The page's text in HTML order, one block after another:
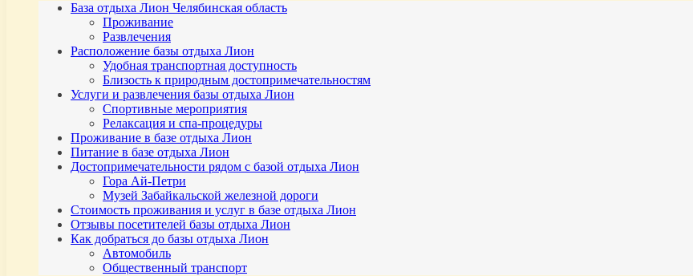
База отдыха Лион Челябинская область
Проживание
Развлечения
Расположение базы отдыха Лион
Удобная транспортная доступность
Близость к природным достопримечательностям
Услуги и развлечения базы отдыха Лион
Спортивные мероприятия
Релаксация и спа-процедуры
Проживание в базе отдыха Лион
Питание в базе отдыха Лион
Достопримечательности рядом с базой отдыха Лион
Гора Ай-Петри
Музей Забайкальской железной дороги
Стоимость проживания и услуг в базе отдыха Лион
Отзывы посетителей базы отдыха Лион
Как добраться до базы отдыха Лион
Автомобиль
Общественный транспорт